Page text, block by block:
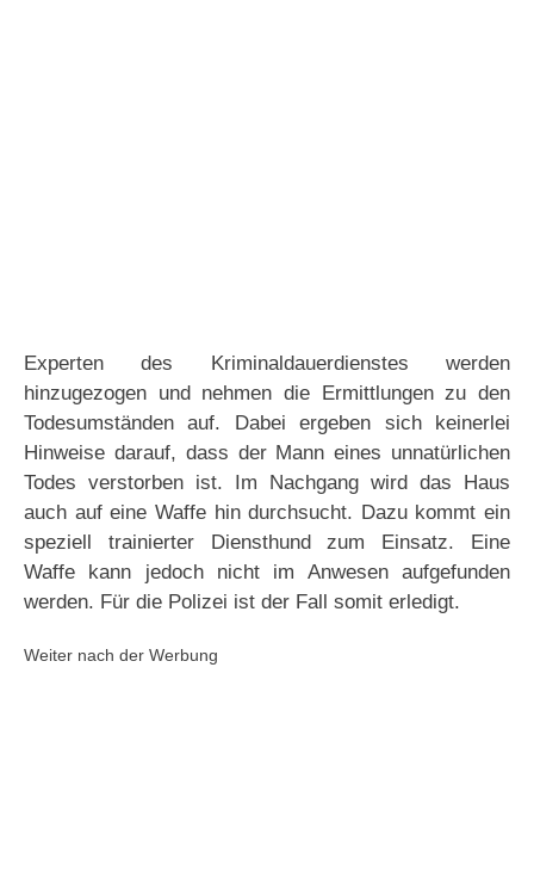
Experten des Kriminaldauerdienstes werden
hinzugezogen und nehmen die Ermittlungen zu den
Todesumständen auf. Dabei ergeben sich keinerlei
Hinweise darauf, dass der Mann eines unnatürlichen
Todes verstorben ist. Im Nachgang wird das Haus
auch auf eine Waffe hin durchsucht. Dazu kommt ein
speziell trainierter Diensthund zum Einsatz. Eine
Waffe kann jedoch nicht im Anwesen aufgefunden
werden. Für die Polizei ist der Fall somit erledigt.
Weiter nach der Werbung